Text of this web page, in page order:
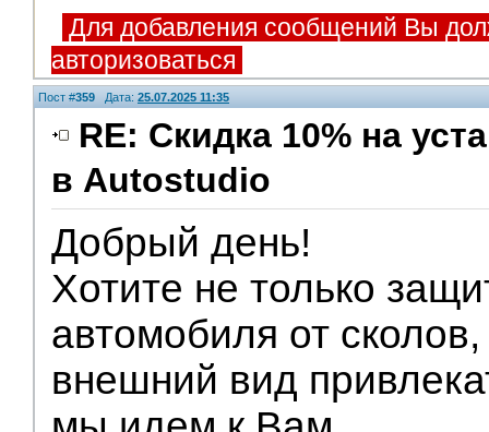
Для добавления сообщений Вы
авторизоваться
Пост #359 Дата: 25.07.2025 11:35
RE: Скидка 10% на
в Autostudio
Добрый день!
Хотите не только
автомобиля от
внешний вид